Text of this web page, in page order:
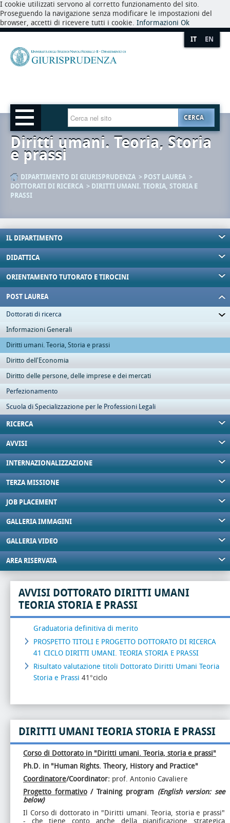
I cookie utilizzati servono al corretto funzionamento del sito.
Proseguendo la navigazione senza modificare le impostazioni del
browser, accetti di ricevere tutti i cookie. Informazioni Ok
IT EN
CERCA
Diritti umani. Teoria, Storia
e prassi
DIPARTIMENTO DI GIURISPRUDENZA
POST LAUREA
DOTTORATI DI RICERCA
DIRITTI UMANI. TEORIA, STORIA E
PRASSI
IL DIPARTIMENTO
DIDATTICA
ORIENTAMENTO TUTORATO E TIROCINI
POST LAUREA
Dottorati di ricerca
Informazioni Generali
Diritti umani. Teoria, Storia e prassi
Diritto dell'Economia
Diritto delle persone, delle imprese e dei mercati
Perfezionamento
Scuola di Specializzazione per le Professioni Legali
RICERCA
AVVISI
INTERNAZIONALIZZAZIONE
TERZA MISSIONE
JOB PLACEMENT
GALLERIA IMMAGINI
GALLERIA VIDEO
AREA RISERVATA
AVVISI DOTTORATO DIRITTI UMANI
TEORIA STORIA E PRASSI
Graduatoria definitiva di merito
PROSPETTO TITOLI E PROGETTO DOTTORATO DI RICERCA
41 CICLO DIRITTI UMANI. TEORIA STORIA E PRASSI
Risultato valutazione titoli Dottorato Diritti Umani Teoria
Storia e Prassi 41°ciclo
DIRITTI UMANI TEORIA STORIA E PRASSI
Corso di Dottorato in "Diritti umani. Teoria, storia e prassi"
Ph.D. in "Human Rights. Theory, History and Practice"
Coordinatore/Coordinator: prof. Antonio Cavaliere
Progetto formativo/ Training program (English version: see
below)
Il Corso di dottorato in "Diritti umani. Teoria, storia e prassi"
- che tiene conto anche della pianificazione strategica